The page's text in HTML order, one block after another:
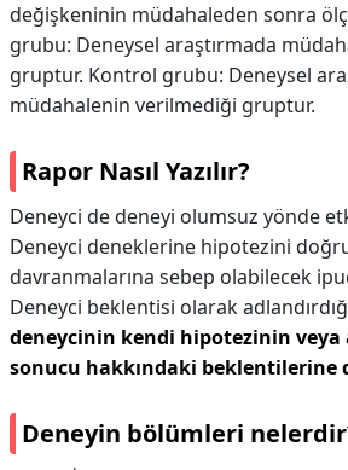
değişkeninin müdahaleden sonra
grubu: Deneysel araştırmada
gruptur. Kontrol grubu: Deneysel
müdahalenin verilmediği gruptur.
Rapor Nasıl Yazılır?
Deneyci de deneyi olumsuz yönde
Deneyci deneklerine hipotezini
davranmalarına sebep olabilecek
Deneyci beklentisi olarak
deneycinin kendi hipotezinin veya
sonucu hakkındaki beklentilerine
Deneyin bölümleri